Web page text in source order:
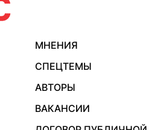
МНЕНИЯ
СПЕЦТЕМЫ
АВТОРЫ
ВАКАНСИИ